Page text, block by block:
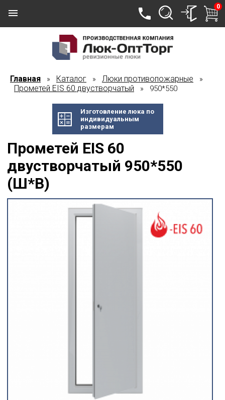
0
Главная » Каталог » Люки противопожарные »
Прометей EIS 60 двустворчатый » 950*550
Изготовление люка по
индивидуальным
размерам
Прометей EIS 60
двустворчатый 950*550
(Ш*В)